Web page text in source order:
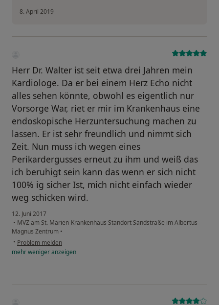
8. April 2019
Herr Dr. Walter ist seit etwa drei Jahren mein
Kardiologe. Da er bei einem Herz Echo nicht
alles sehen könnte, obwohl es eigentlich nur
Vorsorge War, riet er mir im Krankenhaus eine
endoskopische Herzuntersuchung machen zu
lassen. Er ist sehr freundlich und nimmt sich
Zeit. Nun muss ich wegen eines
Perikardergusses erneut zu ihm und weiß das
ich beruhigt sein kann das wenn er sich nicht
100% ig sicher Ist, mich nicht einfach wieder
weg schicken wird.
12. Juni 2017
• MVZ am St. Marien-Krankenhaus Standort Sandstraße im Albertus
Magnus Zentrum •
• Problem melden
mehrwenigeranzeigen